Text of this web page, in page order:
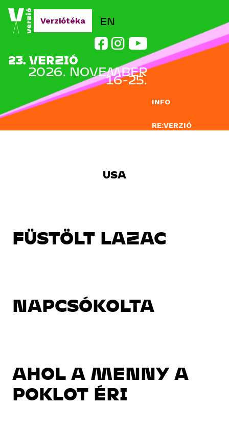
Jump to navigation
INFO
RE:VERZIÓ
EN
23. VERZIÓ
2026. NOVEMBER
16-25.
Verziótéka
USA
FÜSTÖLT LAZAC
NAPCSÓKOLTA
AHOL A MENNY A
POKLOT ÉRI